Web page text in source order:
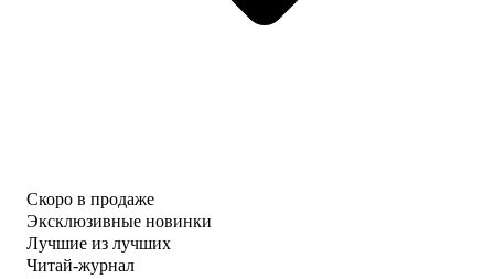
Скоро в продаже
Эксклюзивные новинки
Лучшие из лучших
Читай-журнал